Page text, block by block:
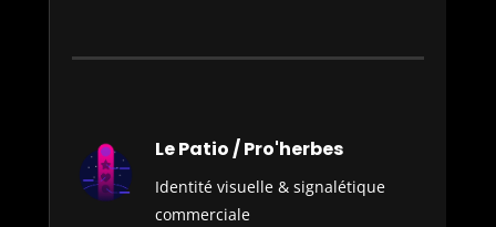
Le Patio / Pro'herbes
Identité visuelle & signalétique
commerciale